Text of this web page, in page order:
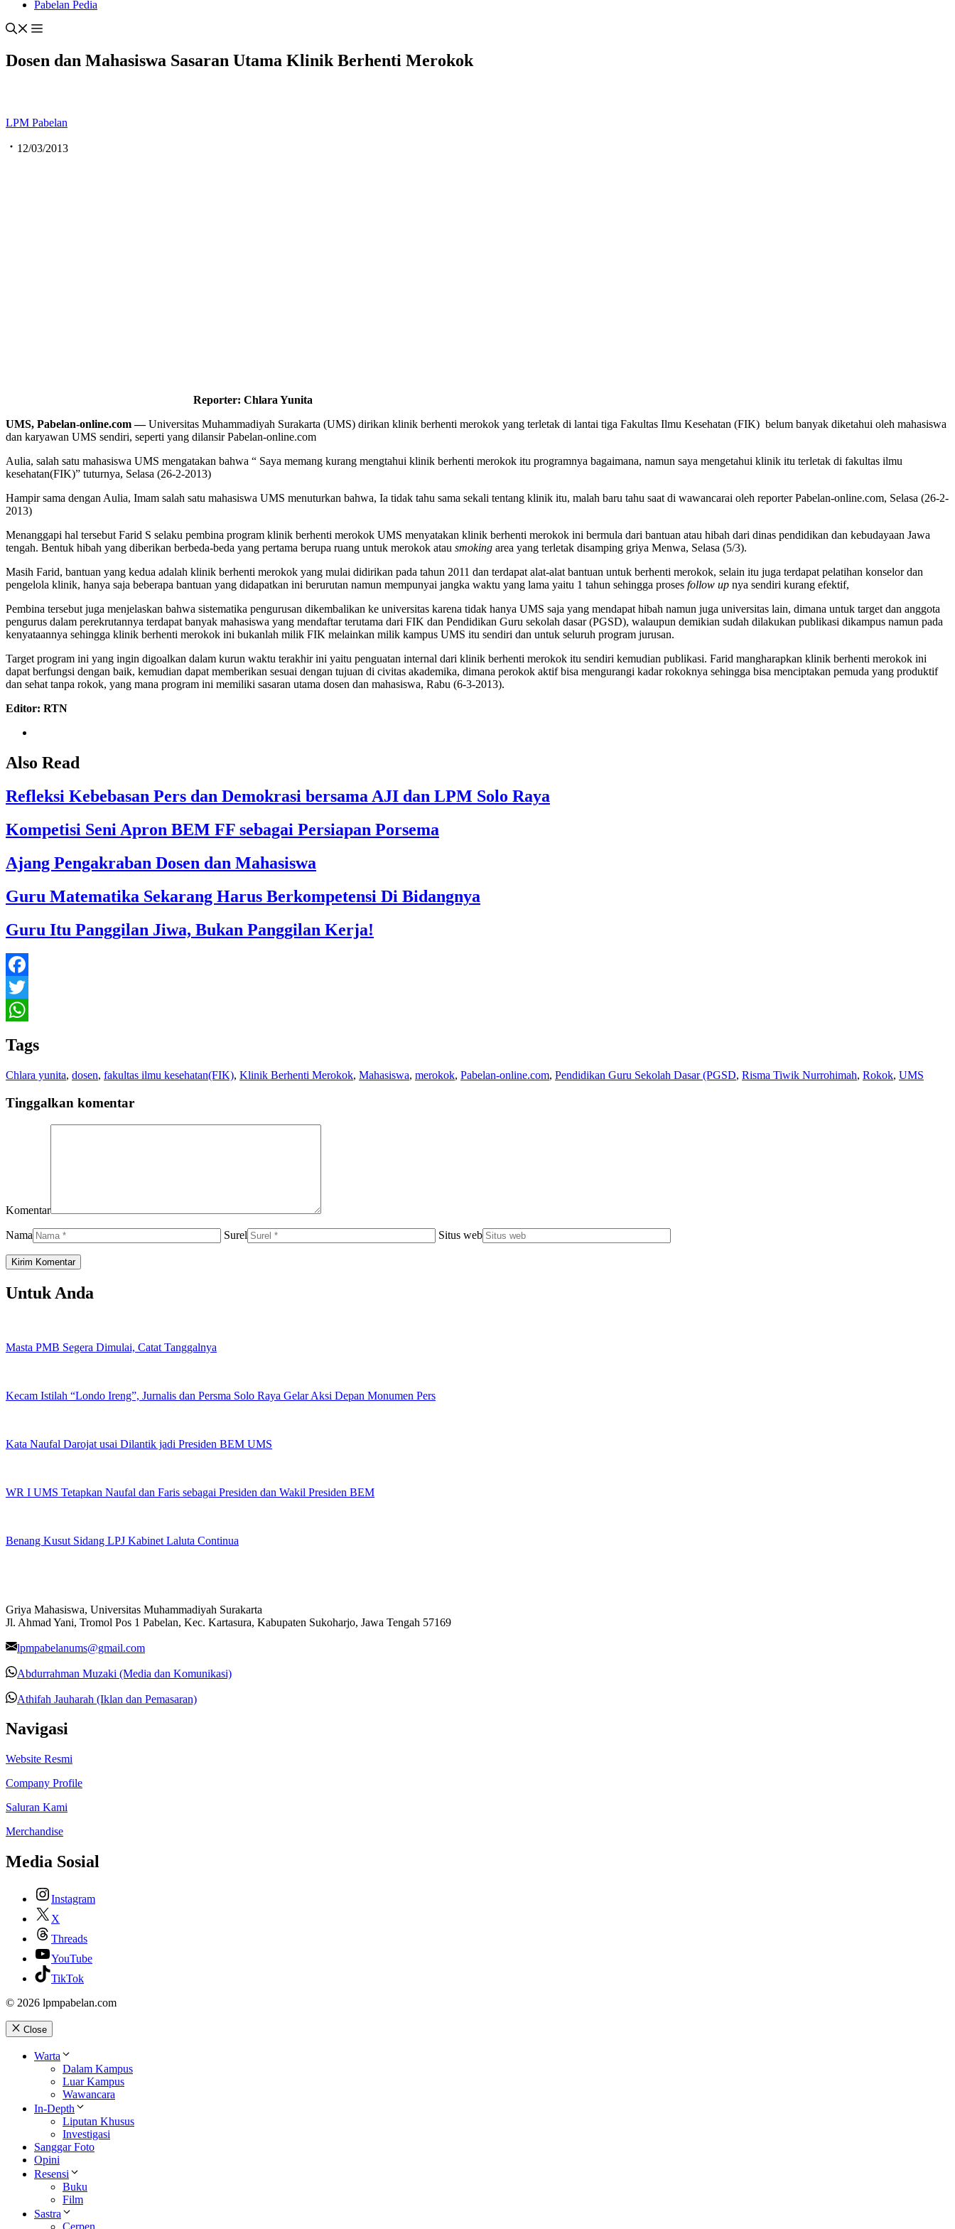
Pabelan Pedia
Dosen dan Mahasiswa Sasaran Utama Klinik Berhenti Merokok
LPM Pabelan
12/03/2013
Reporter: Chlara Yunita
UMS, Pabelan-online.com —Universitas Muhammadiyah Surakarta (UMS) dirikan klinik berhenti merokok yang terletak di lantai tiga Fakultas Ilmu Kesehatan (FIK) belum banyak diketahui oleh mahasiswa
dan karyawan UMS sendiri, seperti yang dilansir Pabelan-online.com
Aulia, salah satu mahasiswa UMS mengatakan bahwa “ Saya memang kurang mengtahui klinik berhenti merokok itu programnya bagaimana, namun saya mengetahui klinik itu terletak di fakultas ilmu
kesehatan(FIK)” tuturnya, Selasa (26-2-2013)
Hampir sama dengan Aulia, Imam salah satu mahasiswa UMS menuturkan bahwa, Ia tidak tahu sama sekali tentang klinik itu, malah baru tahu saat di wawancarai oleh reporter Pabelan-online.com, Selasa (26-2-
2013)
Menanggapi hal tersebut Farid S selaku pembina program klinik berhenti merokok UMS menyatakan klinik berhenti merokok ini bermula dari bantuan atau hibah dari dinas pendidikan dan kebudayaan Jawa
tengah. Bentuk hibah yang diberikan berbeda-beda yang pertama berupa ruang untuk merokok atau smoking area yang terletak disamping griya Menwa, Selasa (5/3).
Masih Farid, bantuan yang kedua adalah klinik berhenti merokok yang mulai didirikan pada tahun 2011 dan terdapat alat-alat bantuan untuk berhenti merokok, selain itu juga terdapat pelatihan konselor dan
pengelola klinik, hanya saja beberapa bantuan yang didapatkan ini berurutan namun mempunyai jangka waktu yang lama yaitu 1 tahun sehingga proses follow up nya sendiri kurang efektif,
Pembina tersebut juga menjelaskan bahwa sistematika pengurusan dikembalikan ke universitas karena tidak hanya UMS saja yang mendapat hibah namun juga universitas lain, dimana untuk target dan anggota
pengurus dalam perekrutannya terdapat banyak mahasiswa yang mendaftar terutama dari FIK dan Pendidikan Guru sekolah dasar (PGSD), walaupun demikian sudah dilakukan publikasi dikampus namun pada
kenyataannya sehingga klinik berhenti merokok ini bukanlah milik FIK melainkan milik kampus UMS itu sendiri dan untuk seluruh program jurusan.
Target program ini yang ingin digoalkan dalam kurun waktu terakhir ini yaitu penguatan internal dari klinik berhenti merokok itu sendiri kemudian publikasi. Farid mangharapkan klinik berhenti merokok ini
dapat berfungsi dengan baik, kemudian dapat memberikan sesuai dengan tujuan di civitas akademika, dimana perokok aktif bisa mengurangi kadar rokoknya sehingga bisa menciptakan pemuda yang produktif
dan sehat tanpa rokok, yang mana program ini memiliki sasaran utama dosen dan mahasiswa, Rabu (6-3-2013).
Editor: RTN
Also Read
Refleksi Kebebasan Pers dan Demokrasi bersama AJI dan LPM Solo Raya
Kompetisi Seni Apron BEM FF sebagai Persiapan Porsema
Ajang Pengakraban Dosen dan Mahasiswa
Guru Matematika Sekarang Harus Berkompetensi Di Bidangnya
Guru Itu Panggilan Jiwa, Bukan Panggilan Kerja!
Facebook
Twitter
Tags
Chlara yunita, dosen, fakultas ilmu kesehatan(FIK), Klinik Berhenti Merokok, Mahasiswa, merokok, Pabelan-online.com, Pendidikan Guru Sekolah Dasar (PGSD, Risma Tiwik Nurrohimah, Rokok, UMS
Tinggalkan komentar
Komentar
Nama Surel Situs web
Untuk Anda
Masta PMB Segera Dimulai, Catat Tanggalnya
Kecam Istilah “Londo Ireng”, Jurnalis dan Persma Solo Raya Gelar Aksi Depan Monumen Pers
Kata Naufal Darojat usai Dilantik jadi Presiden BEM UMS
WR I UMS Tetapkan Naufal dan Faris sebagai Presiden dan Wakil Presiden BEM
Benang Kusut Sidang LPJ Kabinet Laluta Continua
Griya Mahasiswa, Universitas Muhammadiyah Surakarta
Jl. Ahmad Yani, Tromol Pos 1 Pabelan, Kec. Kartasura, Kabupaten Sukoharjo, Jawa Tengah 57169
lpmpabelanums@gmail.com
Abdurrahman Muzaki (Media dan Komunikasi)
Athifah Jauharah (Iklan dan Pemasaran)
Navigasi
Website Resmi
Company Profile
Saluran Kami
Merchandise
Media Sosial
Instagram
X
Threads
YouTube
TikTok
© 2026 lpmpabelan.com
Close
Warta
Dalam Kampus
Luar Kampus
Wawancara
In-Depth
Liputan Khusus
Investigasi
Sanggar Foto
Opini
Resensi
Buku
Film
Sastra
Cerpen